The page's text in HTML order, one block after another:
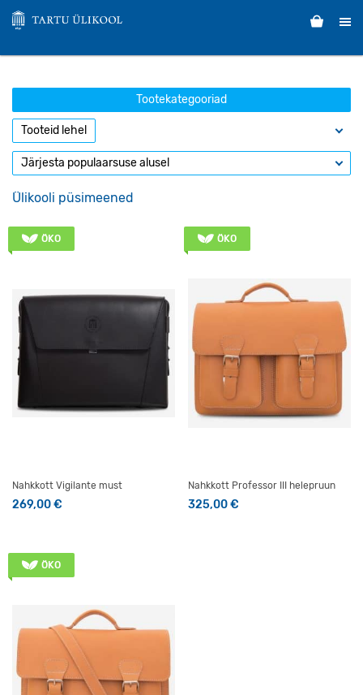
Tootekategooriad
Ülikooli püsimeened
ÖKO
Nahkkott Vigilante must
269,00€
ÖKO
Nahkkott Professor III helepruun
325,00€
ÖKO